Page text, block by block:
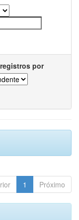
por
1 Próximo